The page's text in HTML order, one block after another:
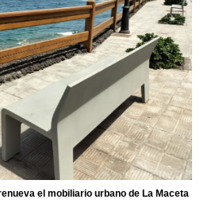
el mobiliario urbano de La Maceta